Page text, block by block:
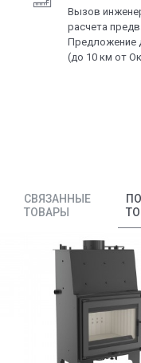
Вызов
расчета
Предложение
(до 10 км от
СВЯЗАННЫЕ
ТОВАРЫ